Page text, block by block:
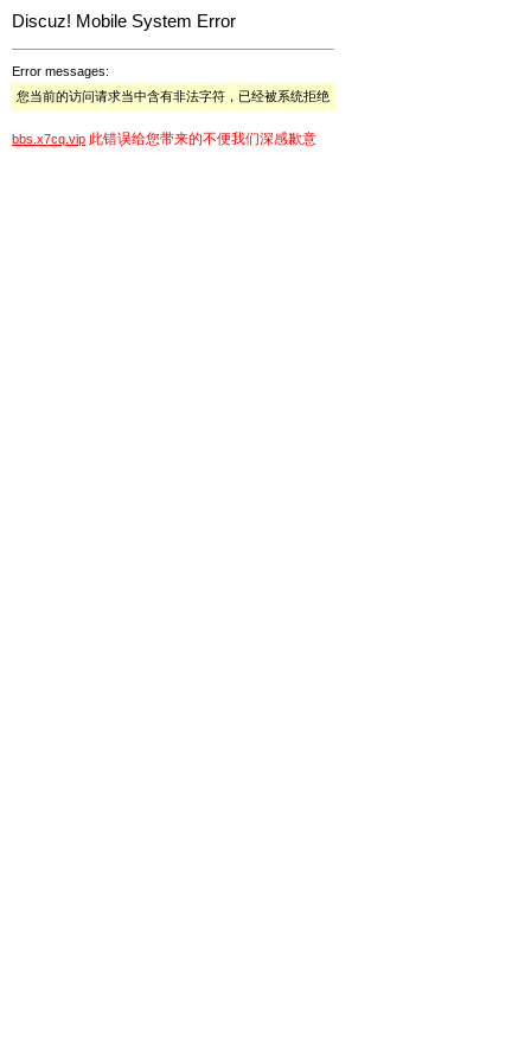
Discuz! Mobile System Error
Error messages:
您当前的访问请求当中含有非法字符，已经被系统拒绝
bbs.x7cq.vip 此错误给您带来的不便我们深感歉意